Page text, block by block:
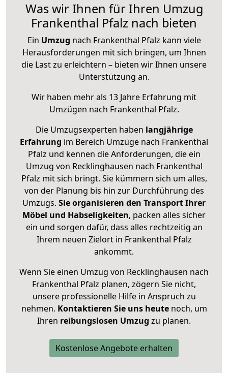
Was wir Ihnen für Ihren Umzug
Frankenthal Pfalz nach bieten
Ein Umzug nach Frankenthal Pfalz kann viele
Herausforderungen mit sich bringen, um Ihnen
die Last zu erleichtern – bieten wir Ihnen unsere
Unterstützung an.
Wir haben mehr als 13 Jahre Erfahrung mit
Umzügen nach Frankenthal Pfalz.
Die Umzugsexperten haben langjährige
Erfahrung im Bereich Umzüge nach Frankenthal
Pfalz und kennen die Anforderungen, die ein
Umzug von Recklinghausen nach Frankenthal
Pfalz mit sich bringt. Sie kümmern sich um alles,
von der Planung bis hin zur Durchführung des
Umzugs. Sie organisieren den Transport Ihrer
Möbel und Habseligkeiten, packen alles sicher
ein und sorgen dafür, dass alles rechtzeitig an
Ihrem neuen Zielort in Frankenthal Pfalz
ankommt.
Wenn Sie einen Umzug von Recklinghausen nach
Frankenthal Pfalz planen, zögern Sie nicht,
unsere professionelle Hilfe in Anspruch zu
nehmen. Kontaktieren Sie uns heutenoch, um
Ihren reibungslosen Umzug zu planen.
Kostenlose Angebote erhalten